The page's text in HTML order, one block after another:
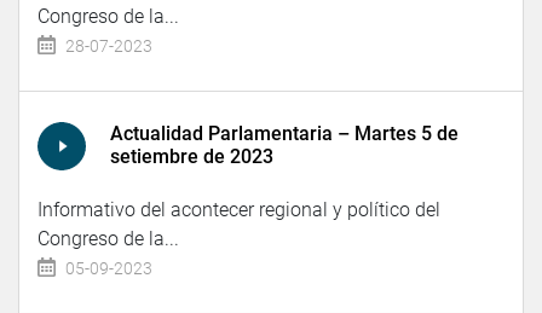
Congreso de la...
28-07-2023
Actualidad Parlamentaria – Martes 5 de
setiembre de 2023
Informativo del acontecer regional y político del
Congreso de la...
05-09-2023